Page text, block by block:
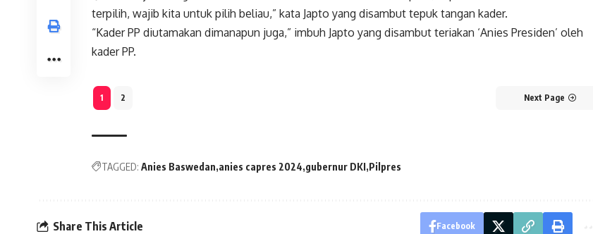
terpilih, wajib kita untuk pilih beliau,” kata Japto yang disambut tepuk tangan kader.
“Kader PP diutamakan dimanapun juga,” imbuh Japto yang disambut teriakan ‘Anies Presiden’ oleh
kader PP.
1 2 Next Page
TAGGED: Anies Baswedan anies capres 2024 gubernur DKI Pilpres
Share This Article Facebook